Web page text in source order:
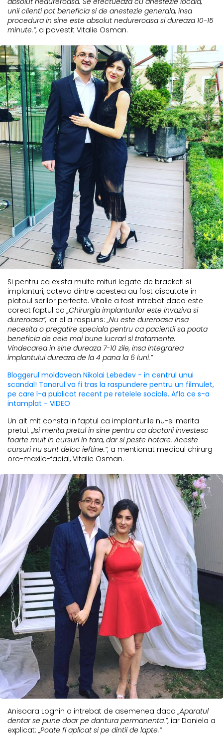
unii clienti pot beneficia si de anestezie generala, insa
procedura in sine este absolut nedureroasa si dureaza 10-15
minute.”, a povestit Vitalie Osman.
Si pentru ca exista multe mituri legate de bracketi si
implanturi, cateva dintre acestea au fost discutate in
platoul serilor perfecte. Vitalie a fost intrebat daca este
corect faptul ca„Chirurgia implanturilor este invaziva si
dureroasa”, iar el a raspuns: „Nu este dureroasa insa
necesita o pregatire speciala pentru ca pacientii sa poata
beneficia de cele mai bune lucrari si tratamente.
Vindecarea in sine dureaza 7-10 zile, insa integrarea
implantului dureaza de la 4 pana la 6 luni.”
Bloggerul moldovean Nikolai Lebedev - in centrul unui
scandal! Tanarul va fi tras la raspundere pentru un filmulet,
pe care l-a publicat recent pe retelele sociale. Afla ce s-a
intamplat - VIDEO
Un alt mit consta in faptul ca implanturile nu-si merita
pretul. „Isi merita pretul in sine pentru ca doctorii investesc
foarte mult in cursuri in tara, dar si peste hotare. Aceste
cursuri nu sunt deloc ieftine.”, a mentionat medicul chirurg
oro-maxilo-facial, Vitalie Osman.
Anisoara Loghin a intrebat de asemenea daca„Aparatul
dentar se pune doar pe dantura permanenta.”, iar Daniela a
explicat:„Poate fi aplicat si pe dintii de lapte.”